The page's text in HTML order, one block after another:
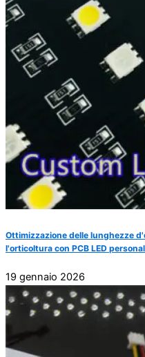
Ottimizzazione delle lunghezze
l'orticoltura con PCB LED
19 gennaio 2026